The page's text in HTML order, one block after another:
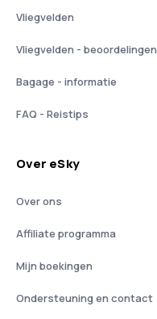
Vliegvelden
Vliegvelden - beoordelingen
Bagage - informatie
FAQ - Reistips
Over eSky
Over ons
Affiliate programma
Mijn boekingen
Ondersteuning en contact